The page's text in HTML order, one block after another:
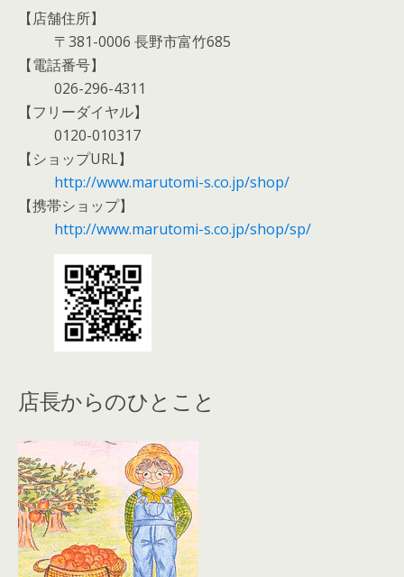
【店舗住所】
〒381-0006 長野市富竹685
【電話番号】
026-296-4311
【フリーダイヤル】
0120-010317
【ショップURL】
http://www.marutomi-s.co.jp/shop/
【携帯ショップ】
http://www.marutomi-s.co.jp/shop/sp/
店長からのひとこと